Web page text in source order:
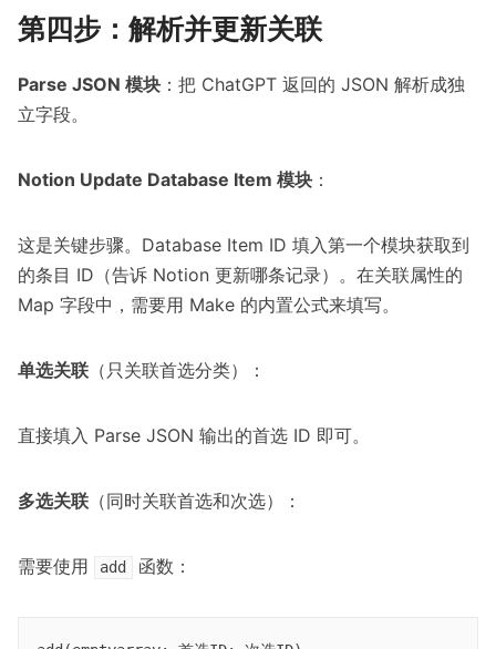
第四步：解析并更新关联
Parse JSON 模块 ：把 ChatGPT 返回的 JSON 解析成独
立字段。
Notion Update Database Item 模块 ：
这是关键步骤。Database Item ID 填入第一个模块获取到
的条目 ID（告诉 Notion 更新哪条记录）。在关联属性的
Map 字段中，需要用 Make 的内置公式来填写。
单选关联 （只关联首选分类）：
直接填入 Parse JSON 输出的首选 ID 即可。
多选关联 （同时关联首选和次选）：
需要使用 add 函数：